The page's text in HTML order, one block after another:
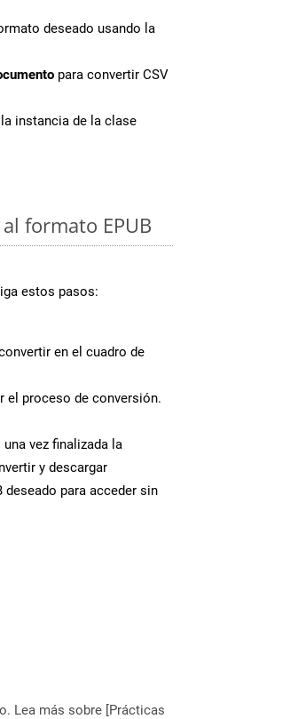
deseado usando la
para convertir CSV
instancia de la clase
formato EPUB
estos pasos:
en el cuadro de
el proceso de conversión.
vez finalizada la
y descargar
para acceder sin
Lea más sobre [Prácticas